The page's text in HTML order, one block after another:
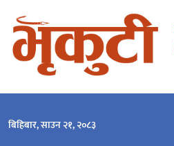
समाचार
बिहिबार, साउन २१, २०८३